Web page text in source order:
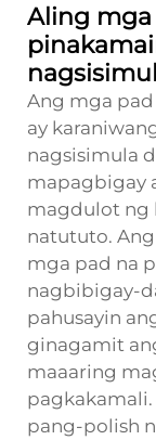
Aling
Ang mga
ay
nagsisimula
mapagbigay
magdulot ng
natututo.
mga pad na
nagbibigay-
pahusayin
ginagamit
maaaring
pang-polish